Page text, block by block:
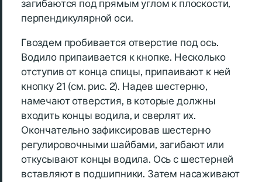
загибаются под прямым углом к плоскости,
перпендикулярной оси.
Гвоздем пробивается отверстие под ось.
Водило припаивается к кнопке. Несколько
отступив от конца спицы, припаивают к ней
кнопку 21 (см. рис. 2). Надев шестерню,
намечают отверстия, в которые должны
входить концы водила, и сверлят их.
Окончательно зафиксировав шестерню
регулировочными шайбами, загибают или
откусывают концы водила. Ось с шестерней
вставляют в подшипники. Затем насаживают